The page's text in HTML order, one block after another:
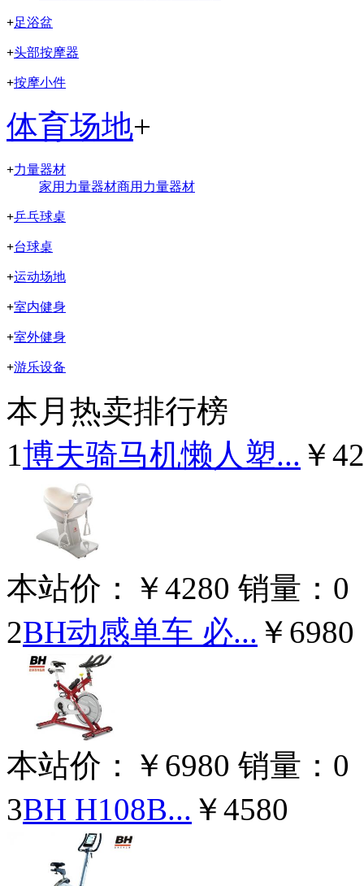
+足浴盆
+头部按摩器
+按摩小件
体育场地+
+力量器材
家用力量器材商用力量器材
+乒乓球桌
+台球桌
+运动场地
+室内健身
+室外健身
+游乐设备
本月热卖排行榜
1博夫骑马机懒人塑... ￥
本站价： ￥4280 销量： 0
2BH动感单车 必... ￥6980
本站价： ￥6980 销量： 0
3BH H108B... ￥4580